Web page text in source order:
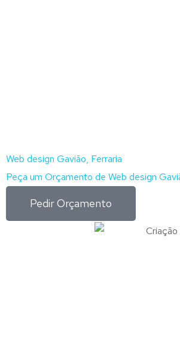
Web design Gavião, Ferraria
Peça um Orçamento de Web design
Pedir Orçamento